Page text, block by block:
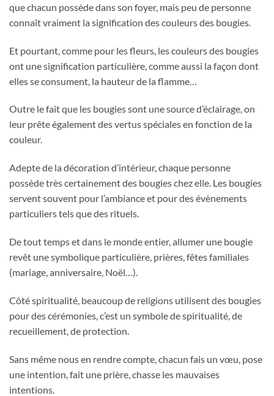
que chacun possède dans son foyer, mais peu de personne
connaît vraiment la signification des couleurs des bougies.
Et pourtant, comme pour les fleurs, les couleurs des bougies
ont une signification particulière, comme aussi la façon dont
elles se consument, la hauteur de la flamme…
Outre le fait que les bougies sont une source d’éclairage, on
leur prête également des vertus spéciales en fonction de la
couleur.
Adepte de la décoration d’intérieur, chaque personne
possède très certainement des bougies chez elle. Les bougies
servent souvent pour l’ambiance et pour des évènements
particuliers tels que des rituels.
De tout temps et dans le monde entier, allumer une bougie
revêt une symbolique particulière, prières, fêtes familiales
(mariage, anniversaire, Noël…).
Côté spiritualité, beaucoup de religions utilisent des bougies
pour des cérémonies, c’est un symbole de spiritualité, de
recueillement, de protection.
Sans même nous en rendre compte, chacun fais un vœu, pose
une intention, fait une prière, chasse les mauvaises
intentions.